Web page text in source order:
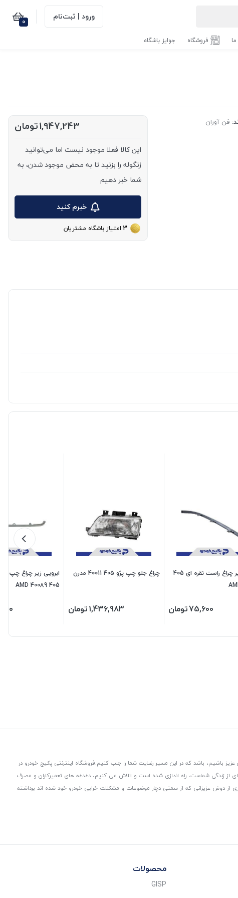
ورود | ثبت‌نام 0
فروشگاه جوایز باشگاه
فن آوران 1,947,243تومان
این کالا فعلا موجود نیست اما می‌توانید
زنگوله را بزنید تا به محض موجود شدن، به
شما خبر دهیم
خبرم کنید
3 امتیاز باشگاه مشتریان
ابرویی زیر چراغ راست نقره ای 405
75,600تومان
چراغ جلو چپ پژو 405 40011 مدرن
1,436,983تومان
ابرویی زیر چراغ چپ
405 40089 AMD
باشیم، باشد که در این مسیر رضایت شما را جلب کنیم.فروشگاه اینترنتی پکیج خودرو در
از زندگی شماست، راه اندازی شده است و تلاش می کنیم، دغدغه های تعمیرکاران و مصرف
از دوش عزیزانی که از سمتی دچار موضوعات و مشکلات خرابی خودرو خود شده اند برداشته
محصولات
GISP